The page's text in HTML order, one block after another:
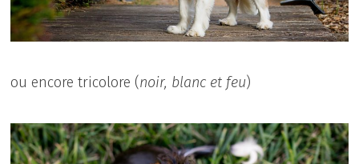
ou encore tricolore (noir, blanc et feu)